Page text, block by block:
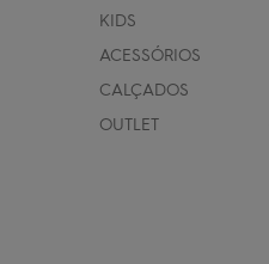
KIDS
ACESSÓRIOS
CALÇADOS
OUTLET